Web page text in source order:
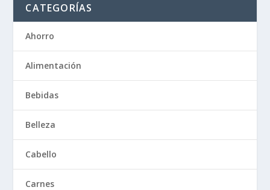
CATEGORÍAS
Ahorro
Alimentación
Bebidas
Belleza
Cabello
Carnes